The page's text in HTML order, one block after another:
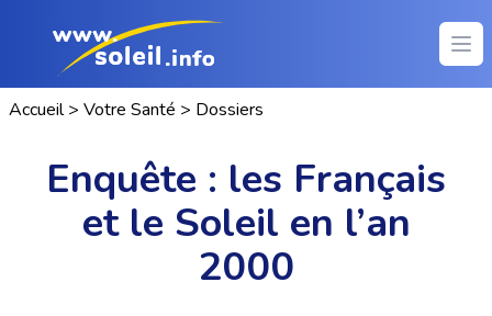
Accueil > Votre Santé > Dossiers
Enquête : les Français
et le Soleil en l’an
2000